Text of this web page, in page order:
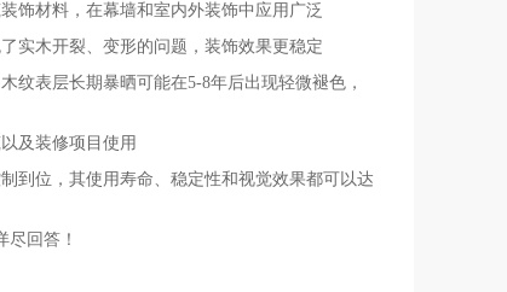
饰材料，在幕墙和室内外装饰中应用广泛
实木开裂、变形的问题，装饰效果更稳定
纹表层长期暴晒可能在5-8年后出现轻微褪色，
及装修项目使用
到位，其使用寿命、稳定性和视觉效果都可以达
回答！